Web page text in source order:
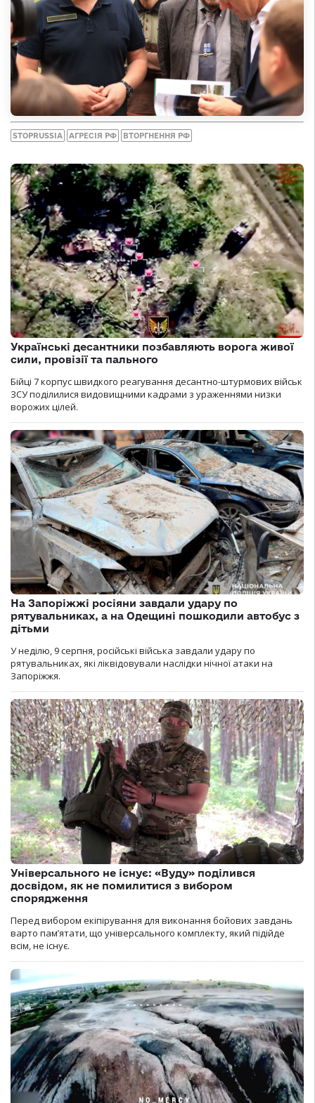
STOPRUSSIA АГРЕСІЯ РФ ВТОРГНЕННЯ РФ
Українські десантники позбавляють ворога живої
сили, провізії та пального
Бійці 7 корпус швидкого реагування десантно-штурмових військ
ЗСУ поділилися видовищними кадрами з ураженнями низки
ворожих цілей.
На Запоріжжі росіяни завдали удару по
рятувальниках, а на Одещині пошкодили автобус з
дітьми
У неділю, 9 серпня, російські війська завдали удару по
рятувальниках, які ліквідовували наслідки нічної атаки на
Запоріжжя.
Універсального не існує: «Вуду» поділився
досвідом, як не помилитися з вибором
спорядження
Перед вибором екіпірування для виконання бойових завдань
варто пам’ятати, що універсального комплекту, який підійде
всім, не існує.